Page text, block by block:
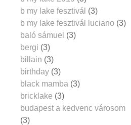
b my lake fesztivál (3)
b my lake fesztivál luciano (3)
baló sámuel (3)
bergi (3)
billain (3)
birthday (3)
black mamba (3)
bricklake (3)
budapest a kedvenc városom
(3)